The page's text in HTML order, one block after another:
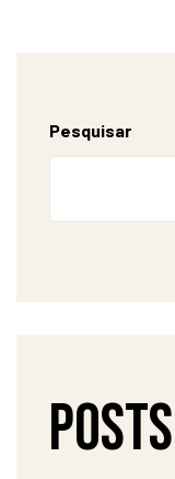
Pesquisar